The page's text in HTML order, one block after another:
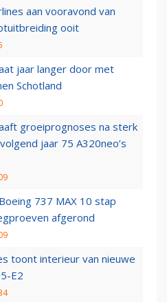
aan vooravond van
ooit
jaar langer door met
Schotland
groeiprognoses na sterk
jaar 75 A320neo’s
737 MAX 10 stap
afgerond
toont interieur van nieuwe
E2